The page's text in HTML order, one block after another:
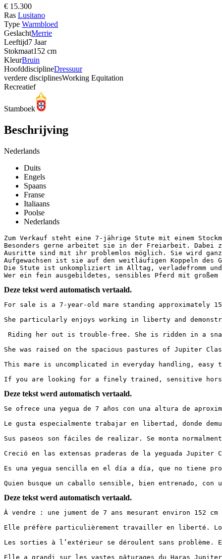
€ 15.300
Ras Lusitano
Type Warmbloed
GeslachtMerrie
Leeftijd7 Jaar
Stokmaat152 cm
KleurBruin
HoofddisciplineDressuur
verdere disciplinesWorking Equitation
Recreatief
Stamboek
Beschrijving
Nederlands
Duits
Engels
Spaans
Franse
Italiaans
Poolse
Nederlands
Zum Verkauf steht eine 7-jährige Stute mit einem
Besonders gerne arbeitet sie in der Freiarbeit. Dabei
Ausritte sind mit ihr problemlos möglich. Sie wird
Aufgewachsen ist sie auf den weitläufigen Koppeln
Die Stute ist unkompliziert im Alltag, verladefromm
Wer ein fein ausgebildetes, sensibles Pferd mit
Deze tekst werd automatisch vertaald.
For sale is a 7-year-old mare standing
She particularly enjoys working in liberty and
Riding her out is trouble-free. She is ridden in a
She was raised on the spacious pastures of Jupiter
This mare is uncomplicated in everyday handling,
If you are looking for a finely trained, sensitive
Deze tekst werd automatisch vertaald.
Se ofrece una yegua de 7 años con una altura de
Le gusta especialmente trabajar en libertad, donde
Sus paseos son fáciles de realizar. Se monta
Creció en las extensas praderas de la yeguada
Es una yegua sencilla en el día a día, que no tiene
Quien busque un caballo sensible, bien entrenado,
Deze tekst werd automatisch vertaald.
À vendre : une jument de 7 ans mesurant environ
Elle préfère particulièrement travailler en liberté.
Les sorties à l’extérieur se déroulent sans problème.
Elle a grandi sur les vastes pâturages du Haras